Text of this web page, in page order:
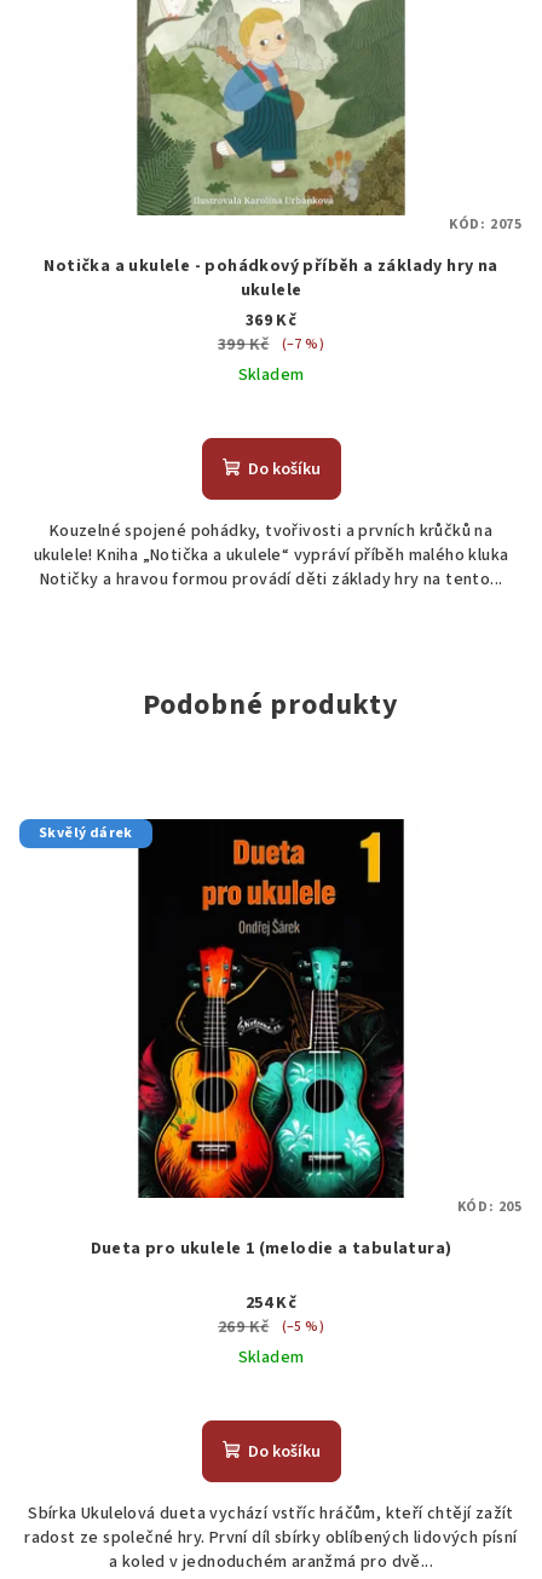
Notička a ukulele - pohádkový příběh a základy hry na
ukulele
369 Kč
399 Kč
(–7 %)
Skladem
Do košíku
Kouzelné spojené pohádky, tvořivosti a prvních krůčků na
ukulele! Kniha „Notička a ukulele“ vypráví příběh malého kluka
Notičky a hravou formou provádí děti základy hry na tento...
KÓD: 2075
Podobné produkty
Skvělý dárek
Dueta pro ukulele 1 (melodie a tabulatura)
254 Kč
269 Kč
(–5 %)
Skladem
hodnocení
produktu
z
5
hvězdiček.
Do košíku
Sbírka Ukulelová dueta vychází vstříc hráčům, kteří chtějí zažít
radost ze společné hry. První díl sbírky oblíbených lidových písní
a koled v jednoduchém aranžmá pro dvě...
KÓD: 205